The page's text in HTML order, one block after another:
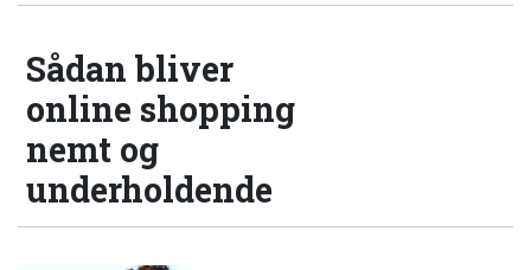
Sådan bliver
online shopping
nemt og
underholdende